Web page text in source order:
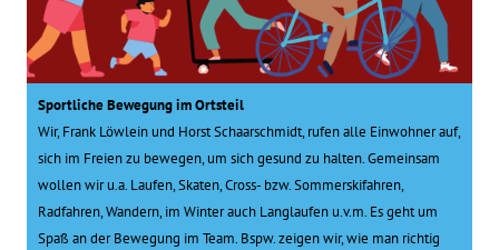
Sportliche Bewegung im Ortsteil
Wir, Frank Löwlein und Horst Schaarschmidt, rufen alle Einwohner auf,
sich im Freien zu bewegen, um sich gesund zu halten. Gemeinsam
wollen wir u.a. Laufen, Skaten, Cross- bzw. Sommerskifahren,
Radfahren, Wandern, im Winter auch Langlaufen u.v.m. Es geht um
Spaß an der Bewegung im Team. Bspw. zeigen wir, wie man richtig